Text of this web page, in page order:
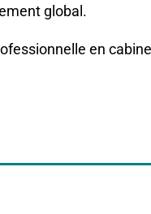
global.
en